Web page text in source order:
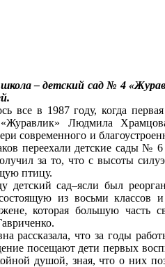
– детский сад № 4
все в 1987 году, когда
Людмила Храмцова
современного и
переехали детские сады №
за то, что с высоты
птицу.
сад–ясли был
из восьми классов
которая большую часть
рассказала, что за годы
посещают дети первых
душой, зная, что о них